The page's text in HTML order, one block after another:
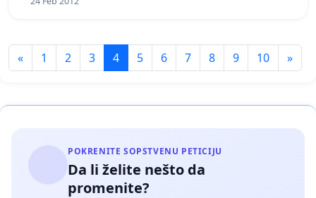
« 1 2 3 4 5 6 7 8 9 10 »
POKRENITE SOPSTVENU PETICIJU
Da li želite nešto da
promenite?